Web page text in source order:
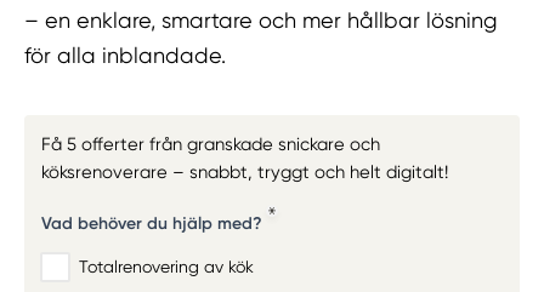
– en enklare, smartare och mer hållbar lösning
för alla inblandade.
Få 5 offerter från granskade snickare och
köksrenoverare – snabbt, tryggt och helt digitalt!
Vad behöver du hjälp med?
Totalrenovering av kök